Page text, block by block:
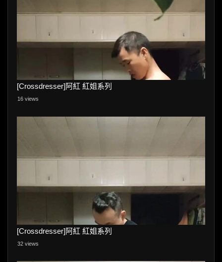
[Crossdresser]阿紅 紅姐系列
16 views
[Crossdresser]阿紅 紅姐系列
32 views